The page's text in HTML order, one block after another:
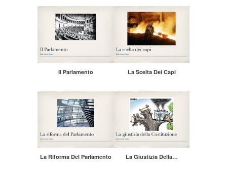
Il Parlamento La Scelta Dei Capi
La Riforma Del Parlamento La Giustizia Della…